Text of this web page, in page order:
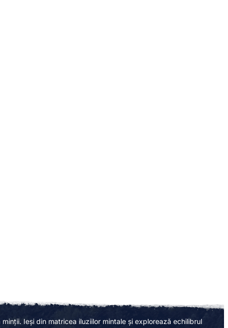
Ieși din matricea iluziilor mintale și explorează echilibrul